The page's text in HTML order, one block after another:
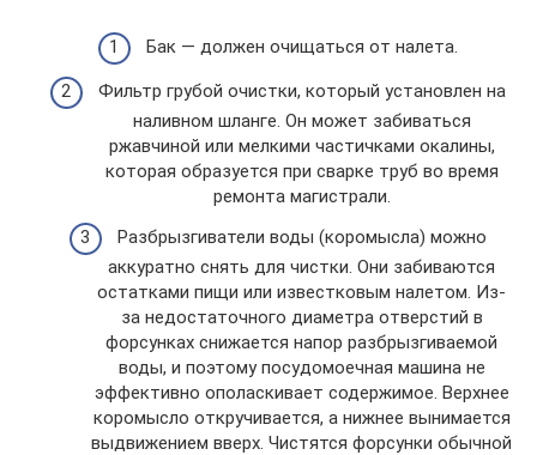
Бак — должен очищаться от налета.
Фильтр грубой очистки, который установлен на
наливном шланге. Он может забиваться
ржавчиной или мелкими частичками окалины,
которая образуется при сварке труб во время
ремонта магистрали.
Разбрызгиватели воды (коромысла) можно
аккуратно снять для чистки. Они забиваются
остатками пищи или известковым налетом. Из-
за недостаточного диаметра отверстий в
форсунках снижается напор разбрызгиваемой
воды, и поэтому посудомоечная машина не
эффективно ополаскивает содержимое. Верхнее
коромысло откручивается, а нижнее вынимается
выдвижением вверх. Чистятся форсунки обычной